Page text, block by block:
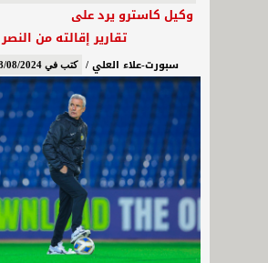
وكيل كاسترو يرد على
تقارير إقالته من النصر
سبورت-علاء العلي / كتب في 18/08/2024 - 3:41 م